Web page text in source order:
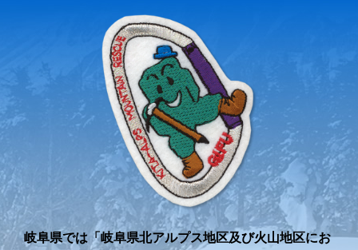
岐阜県では「岐阜県北アルプス地区及び火山地区にお